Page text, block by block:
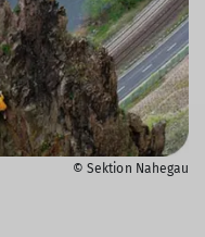
© Sektion Nahegau